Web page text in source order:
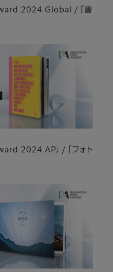
2024 Global / 「書
2024 APJ / 「フォト